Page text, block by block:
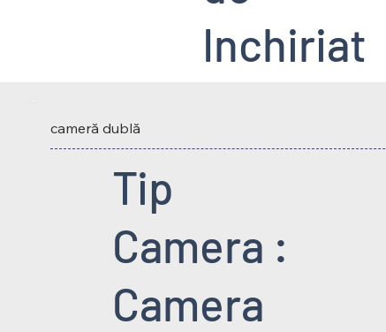
Inchiriat
cameră dublă
Tip
Camera :
Camera